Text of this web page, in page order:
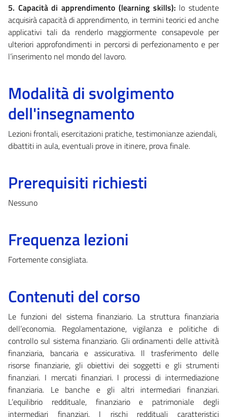
5. Capacità di apprendimento (learning skills): lo studente
acquisirà capacità di apprendimento, in termini teorici ed anche
applicativi tali da renderlo maggiormente consapevole per
ulteriori approfondimenti in percorsi di perfezionamento e per
l’inserimento nel mondo del lavoro.
Modalità di svolgimento
dell'insegnamento
Lezioni frontali, esercitazioni pratiche, testimonianze aziendali,
dibattiti in aula, eventuali prove in itinere, prova finale.
Prerequisiti richiesti
Nessuno
Frequenza lezioni
Fortemente consigliata.
Contenuti del corso
Le funzioni del sistema finanziario. La struttura finanziaria
dell’economia. Regolamentazione, vigilanza e politiche di
controllo sul sistema finanziario. Gli ordinamenti delle attività
finanziaria, bancaria e assicurativa. Il trasferimento delle
risorse finanziarie, gli obiettivi dei soggetti e gli strumenti
finanziari. I mercati finanziari. I processi di intermediazione
finanziaria. Le banche e gli altri intermediari finanziari.
L’equilibrio reddituale, finanziario e patrimoniale degli
intermediari finanziari. I rischi reddituali caratteristici